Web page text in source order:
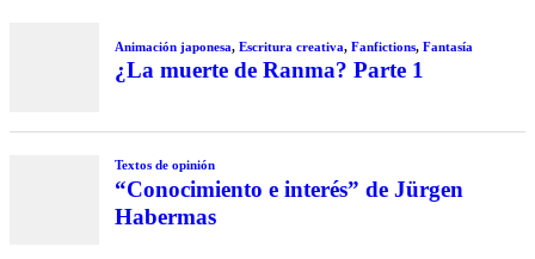
Animación japonesa, Escritura creativa, Fanfictions, Fantasía
¿La muerte de Ranma? Parte 1
Textos de opinión
“Conocimiento e interés” de Jürgen
Habermas